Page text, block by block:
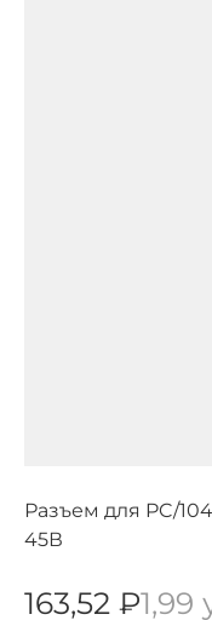
Разъем для PC/
45В
163,52 ₽1,99